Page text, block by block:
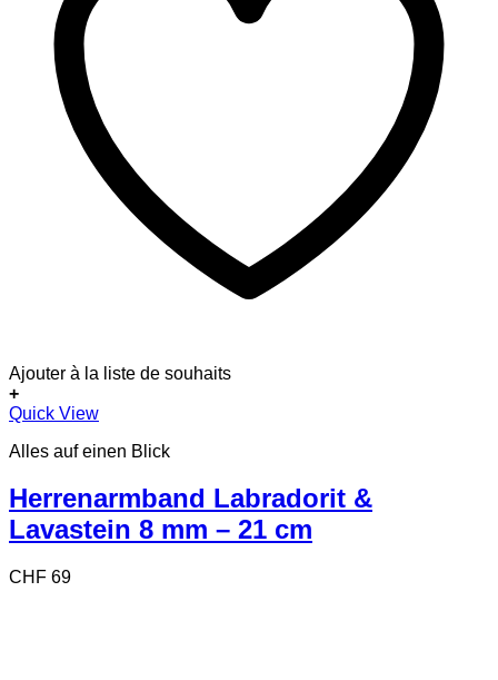
Ajouter à la liste de souhaits
+
Quick View
Alles auf einen Blick
Herrenarmband Labradorit &
Lavastein 8 mm – 21 cm
CHF 69